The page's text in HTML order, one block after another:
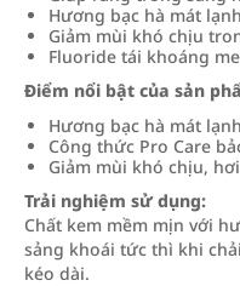
Hương bạc hà mát
Giảm mùi khó chịu
Fluoride tái khoáng
Điểm nổi bật của sản
Hương bạc hà mát
Công thức Pro Care
Giảm mùi khó chịu,
Trải nghiệm sử dụng:
Chất kem mềm mịn với
sảng khoái tức thì khi
kéo dài.